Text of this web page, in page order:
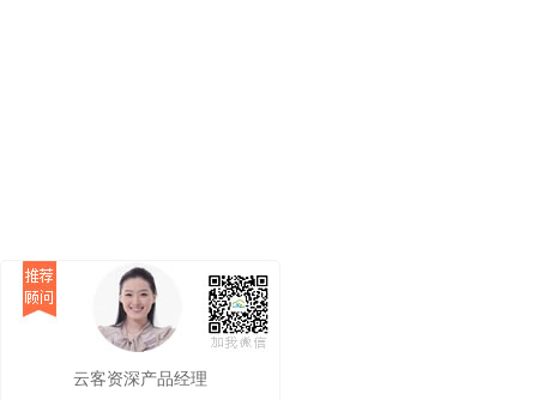
云客资深产品经理